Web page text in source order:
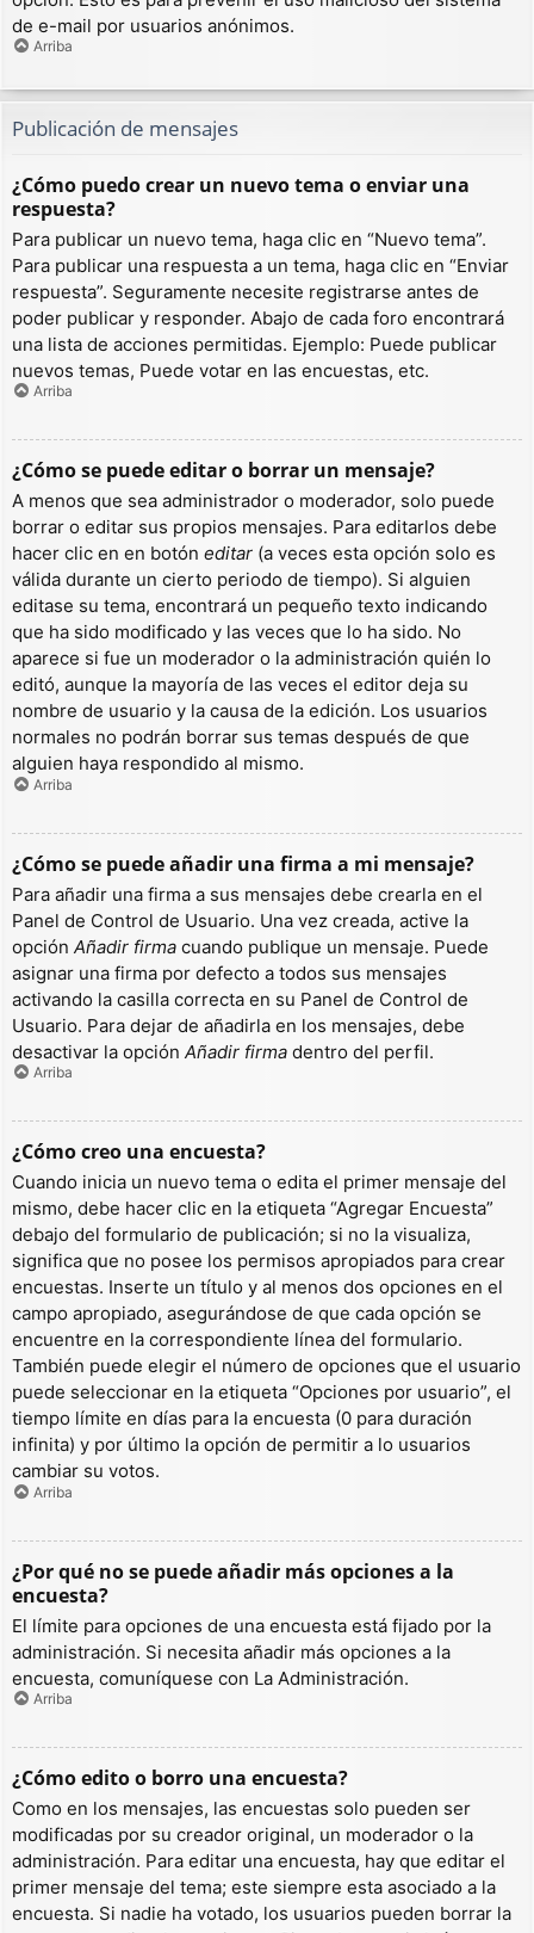
de e-mail por usuarios anónimos.
Arriba
Publicación de mensajes
¿Cómo puedo crear un nuevo tema o enviar una
respuesta?
Para publicar un nuevo tema, haga clic en “Nuevo tema”.
Para publicar una respuesta a un tema, haga clic en “Enviar
respuesta”. Seguramente necesite registrarse antes de
poder publicar y responder. Abajo de cada foro encontrará
una lista de acciones permitidas. Ejemplo: Puede publicar
nuevos temas, Puede votar en las encuestas, etc.
Arriba
¿Cómo se puede editar o borrar un mensaje?
A menos que sea administrador o moderador, solo puede
borrar o editar sus propios mensajes. Para editarlos debe
hacer clic en en botón editar (a veces esta opción solo es
válida durante un cierto periodo de tiempo). Si alguien
editase su tema, encontrará un pequeño texto indicando
que ha sido modificado y las veces que lo ha sido. No
aparece si fue un moderador o la administración quién lo
editó, aunque la mayoría de las veces el editor deja su
nombre de usuario y la causa de la edición. Los usuarios
normales no podrán borrar sus temas después de que
alguien haya respondido al mismo.
Arriba
¿Cómo se puede añadir una firma a mi mensaje?
Para añadir una firma a sus mensajes debe crearla en el
Panel de Control de Usuario. Una vez creada, active la
opción Añadir firma cuando publique un mensaje. Puede
asignar una firma por defecto a todos sus mensajes
activando la casilla correcta en su Panel de Control de
Usuario. Para dejar de añadirla en los mensajes, debe
desactivar la opción Añadir firma dentro del perfil.
Arriba
¿Cómo creo una encuesta?
Cuando inicia un nuevo tema o edita el primer mensaje del
mismo, debe hacer clic en la etiqueta “Agregar Encuesta”
debajo del formulario de publicación; si no la visualiza,
significa que no posee los permisos apropiados para crear
encuestas. Inserte un título y al menos dos opciones en el
campo apropiado, asegurándose de que cada opción se
encuentre en la correspondiente línea del formulario.
También puede elegir el número de opciones que el usuario
puede seleccionar en la etiqueta “Opciones por usuario”, el
tiempo límite en días para la encuesta (0 para duración
infinita) y por último la opción de permitir a lo usuarios
cambiar su votos.
Arriba
¿Por qué no se puede añadir más opciones a la
encuesta?
El límite para opciones de una encuesta está fijado por la
administración. Si necesita añadir más opciones a la
encuesta, comuníquese con La Administración.
Arriba
¿Cómo edito o borro una encuesta?
Como en los mensajes, las encuestas solo pueden ser
modificadas por su creador original, un moderador o la
administración. Para editar una encuesta, hay que editar el
primer mensaje del tema; este siempre esta asociado a la
encuesta. Si nadie ha votado, los usuarios pueden borrar la